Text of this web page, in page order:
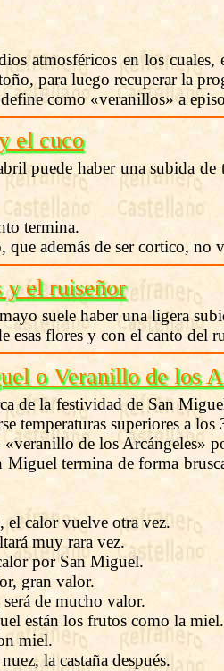
atmosféricos en los
para luego recuperar la
como «veranillos» a
el cuco
puede haber una subida
termina.
que además de ser cortico, no
y el ruiseñor
suele haber una ligera
esas flores y con el canto del
o Veranillo de los
de la festividad de San
temperaturas superiores a los
de los Arcángeles»
termina de forma
el calor vuelve otra vez.
muy rara vez.
por San Miguel.
gran valor.
de mucho valor.
están los frutos como la miel.
miel.
la castaña después.